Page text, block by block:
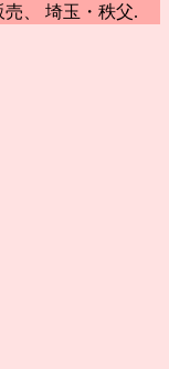
、 埼玉・秩父.